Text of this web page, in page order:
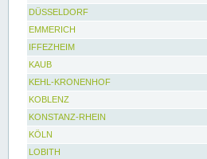
DÜSSELDORF
EMMERICH
IFFEZHEIM
KAUB
KEHL-KRONENHOF
KOBLENZ
KONSTANZ-RHEIN
KÖLN
LOBITH